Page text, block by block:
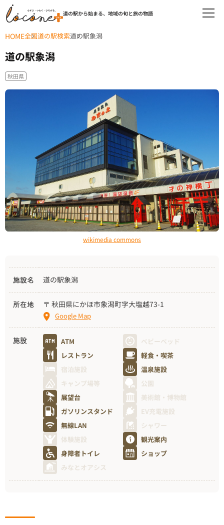
道の駅から始まる、地域の旬と旅の物語
HOME全国道の駅検索道の駅象潟
道の駅象潟
秋田県
wikimedia commons
施設名 道の駅象潟
所在地 〒 秋田県にかほ市象潟町字大塩越73-1
Google Map
施設 ATM
ベビーベッド
レストラン
軽食・喫茶
宿泊施設
温泉施設
キャンプ場等
公園
展望台
美術館・博物館
ガソリンスタンド
EV充電施設
無線LAN
シャワー
体験施設
観光案内
身障者トイレ
ショップ
みなとオアシス